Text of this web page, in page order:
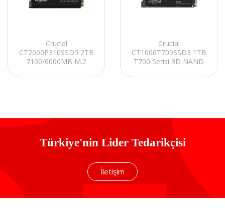
Crucial
CT2000P310SSD5 2TB
7100/6000MB M.2
Gen4.0x4 NVMe 2.0
Crucial
CT1000T700SSD3 1TB
T700 Serisi 3D NAND
PCIe Gen5 NVMe M.2
Türkiye'nin Lider Tedarikçisi
İletişim